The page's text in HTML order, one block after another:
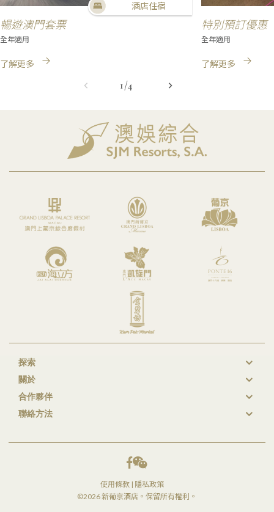
酒店住宿
暢遊澳門套票
全年適用
了解更多
特別預訂優惠
全年適用
了解更多
1/4
New
Footer
探索
關於
合作夥伴
聯絡方法
使用條款 | 隱私政策
©2026 新葡京酒店。保留所有權利。